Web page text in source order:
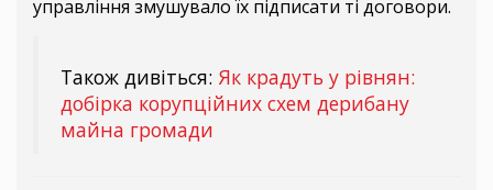
управління змушувало їх підписати ті договори.
Також дивіться: Як крадуть у рівнян:
добірка корупційних схем дерибану
майна громади